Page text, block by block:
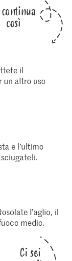
così
il
un altro uso
e l’ultimo
l’aglio, il
medio.
Ci sei